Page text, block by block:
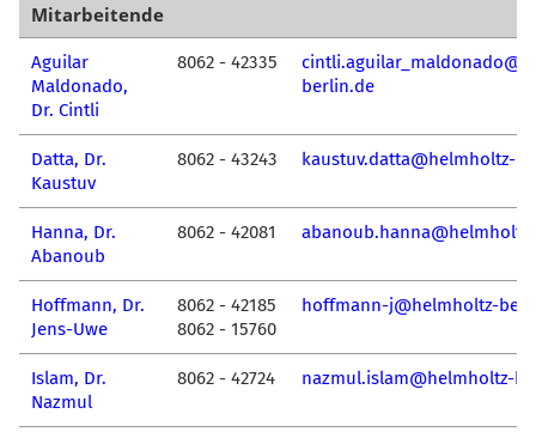
Mitarbeitende
Aguilar
Maldonado,
Dr. Cintli
8062 - 42335
berlin.de
Datta, Dr.
Kaustuv
8062 - 43243 kaustuv.datta@helmholtz-
Hanna, Dr.
Abanoub
8062 - 42081
Hoffmann, Dr.
Jens-Uwe
8062 - 42185
8062 - 15760
hoffmann-j@helmholtz-
Islam, Dr.
Nazmul
8062 - 42724 nazmul.islam@helmholtz-